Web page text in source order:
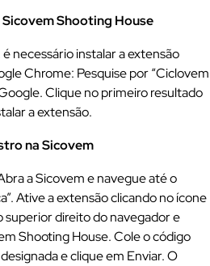
Shooting House
necessário instalar a extensão
Chrome: Pesquise por “Ciclovem
Clique no primeiro resultado
a extensão.
na Sicovem
a Sicovem e navegue até o
Ative a extensão clicando no ícone
direito do navegador e
Shooting House. Cole o código
e clique em Enviar. O